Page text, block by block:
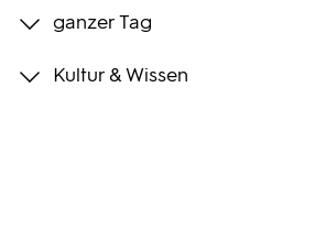
ganzer Tag
Kultur & Wissen